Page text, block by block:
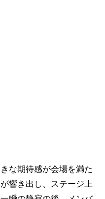
な期待感が会場を満た
響き出し、ステージ上